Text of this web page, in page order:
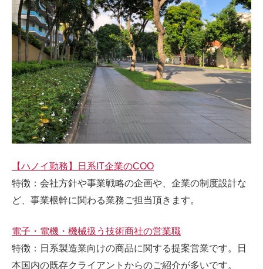
【ハノイ勤務】日系IT企業のCOO
特徴：会社方針や事業戦略の企画や、企業の制度設計な
ど、事業根幹に関わる業務ご担当頂きます。
電子・電機・機械扱う技術商社の営業職
特徴：日系製造業向けの商品に関する提案営業です。日
本国内の既存クライアントからのご紹介が多いです。